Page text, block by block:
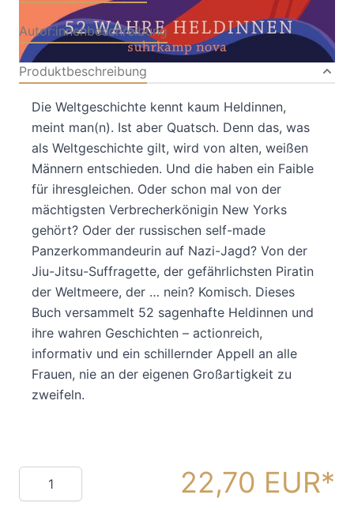
Autor:innenbeschreibung
Produktbeschreibung
Die Weltgeschichte kennt kaum Heldinnen,
meint man(n). Ist aber Quatsch. Denn das, was
als Weltgeschichte gilt, wird von alten, weißen
Männern entschieden. Und die haben ein Faible
für ihresgleichen. Oder schon mal von der
mächtigsten Verbrecherkönigin New Yorks
gehört? Oder der russischen self-made
Panzerkommandeurin auf Nazi-Jagd? Von der
Jiu-Jitsu-Suffragette, der gefährlichsten Piratin
der Weltmeere, der … nein? Komisch. Dieses
Buch versammelt 52 sagenhafte Heldinnen und
ihre wahren Geschichten – actionreich,
informativ und ein schillernder Appell an alle
Frauen, nie an der eigenen Großartigkeit zu
zweifeln.
Menge 22,70 EUR